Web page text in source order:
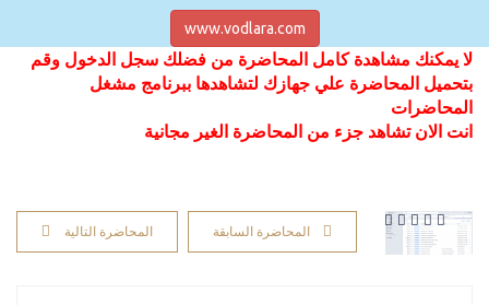
www.vodlara.com
لا يمكنك مشاهدة كامل المحاضرة من فضلك سجل الدخول وقم
بتحميل المحاضرة علي جهازك لتشاهدها ببرنامج مشغل
المحاضرات
انت الان تشاهد جزء من المحاضرة الغير مجانية
المحاضرة السابقة المحاضرة التالية